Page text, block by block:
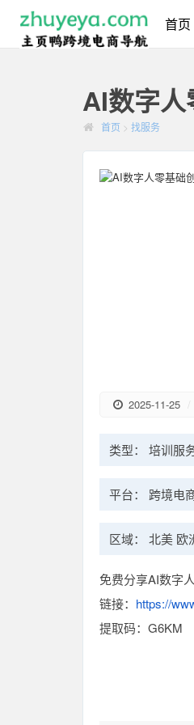
首页
AI数字
首页 > 找服务
2025-11-25
类型： 培训服
平台： 跨境电
区域： 北美 欧
免费分享AI数字
链接： https://
提取码：G6KM